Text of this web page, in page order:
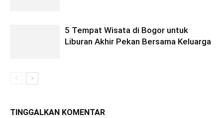
5 Tempat Wisata di Bogor untuk
Liburan Akhir Pekan Bersama Keluarga
TINGGALKAN KOMENTAR